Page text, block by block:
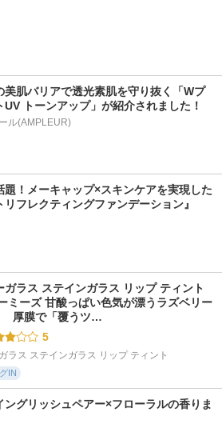
美肌バリアで透光素肌を守り抜く「Wプ
UV トーンアップ」が紹介されました！
ル(AMPLEUR)
題！メーキャップ×スキンケアを実現した
リフレクティングファンデーション』
ガラス ステインガラス リップ ティント
ミーズ 甘酸っぱい色気が漂うラズベリー
厚膜で「覆うツ…
5
ラス ステインガラス リップ ティント
IN
ングリッシュペアー×フローラルの香りま